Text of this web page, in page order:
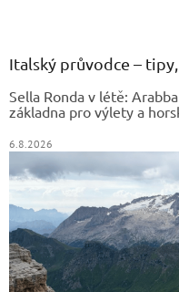
Italský průvodce –
Sella Ronda v létě:
základna pro výlety a
6.8.2026